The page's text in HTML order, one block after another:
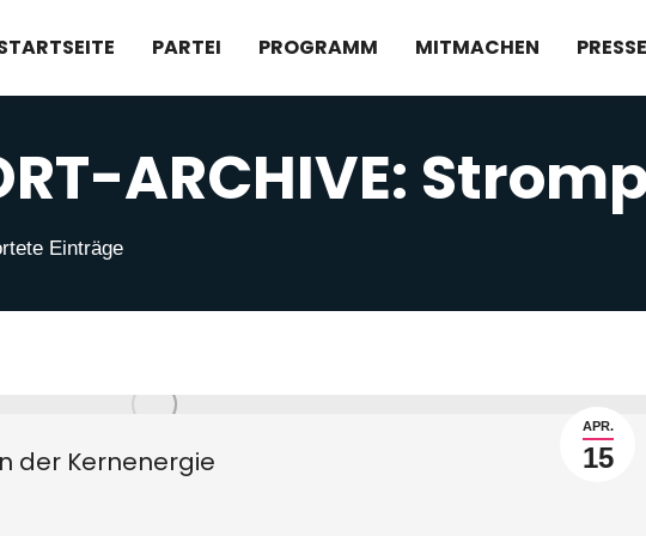
PARTEI PROGRAMM MITMACHEN PRESSE
ARCHIVE:
Einträge
APR.
15
der Kernenergie